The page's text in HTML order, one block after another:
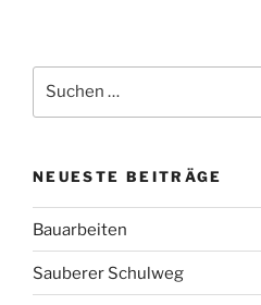
nach:
NEUESTE BEITRÄGE
Bauarbeiten
Sauberer Schulweg